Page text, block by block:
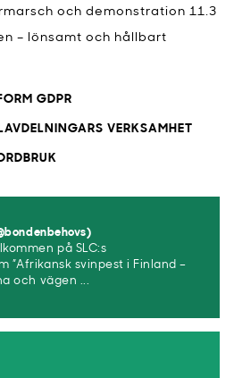
och demonstration 11.3
– lönsamt och hållbart
GDPR
VERKSAMHET
på SLC:s
”Afrikansk svinpest i Finland –
och vägen ...